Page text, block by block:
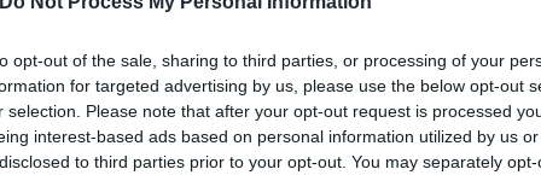
opt-out of the sale, sharing to third parties, or processing of your
for targeted advertising by us, please use the below opt-out
selection. Please note that after your opt-out request is processed
interest-based ads based on personal information utilized by us
to third parties prior to your opt-out. You may separately